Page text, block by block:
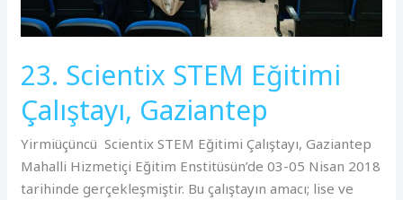
23. Scientix STEM Eğitimi
Çalıştayı, Gaziantep
Yirmiüçüncü Scientix STEM Eğitimi Çalıştayı, Gaziantep
Mahalli Hizmetiçi Eğitim Enstitüsün’de 03-05 Nisan 2018
tarihinde gerçekleşmiştir. Bu çalıştayın amacı; lise ve